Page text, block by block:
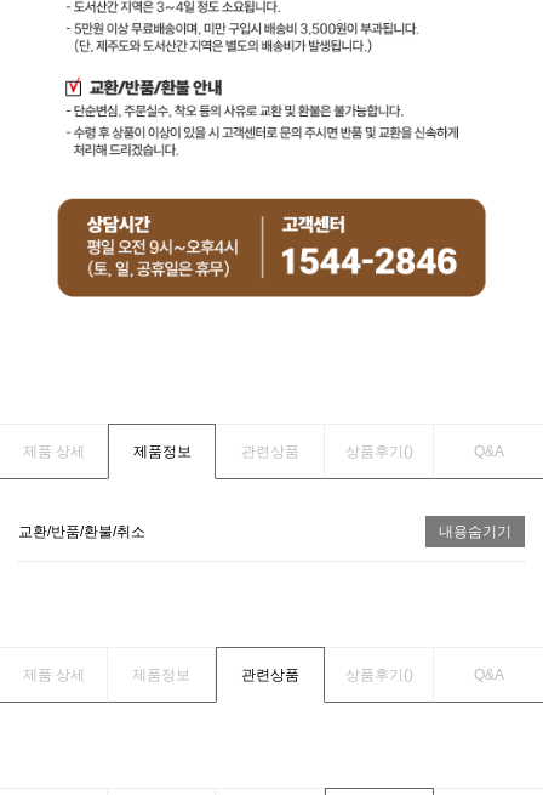
제품 상세 제품정보 관련상품 상품후기() Q&A
교환/반품/환불/취소 내용숨기기
제품 상세 제품정보 관련상품 상품후기() Q&A